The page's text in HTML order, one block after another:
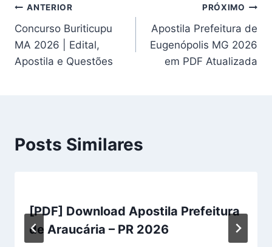
Navegação
de
Post
ANTERIOR
Concurso Buriticupu
MA 2026 | Edital,
Apostila e Questões
PRÓXIMO
Apostila Prefeitura de
Eugenópolis MG 2026
em PDF Atualizada
Posts Similares
[PDF] Download Apostila Prefeitura
de Araucária – PR 2026